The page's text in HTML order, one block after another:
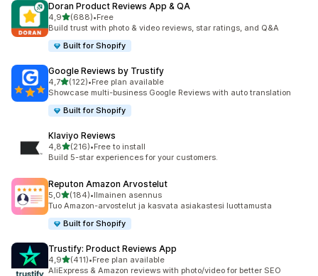
Doran Product Reviews App & QA
4,9/ 5 tähteä
(688)
688 arvostelua yhteensä
•Free
Build trust with photo & video reviews, star ratings, and Q&A
Built for Shopify
Google Reviews by Trustify
4,7/ 5 tähteä
(122)
122 arvostelua yhteensä
•Free plan available
Showcase multi-business Google Reviews with auto translation
Built for Shopify
Klaviyo Reviews
4,8/ 5 tähteä
(216)
216 arvostelua yhteensä
•Free to install
Build 5-star experiences for your customers.
Reputon Amazon Arvostelut
5,0/ 5 tähteä
(184)
184 arvostelua yhteensä
•Ilmainen asennus
Tuo Amazon-arvostelut ja kasvata asiakastesi luottamusta
Built for Shopify
Trustify: Product Reviews App
4,9/ 5 tähteä
(411)
411 arvostelua yhteensä
•Free plan available
AliExpress & Amazon reviews with photo/video for better SEO